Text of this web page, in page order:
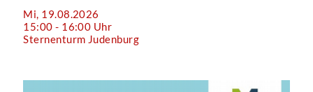
Mi, 19.08.2026
15:00 - 16:00 Uhr
Sternenturm Judenburg